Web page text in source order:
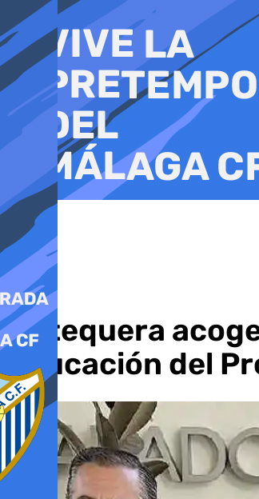
al
contenido
Antequera
Educación del